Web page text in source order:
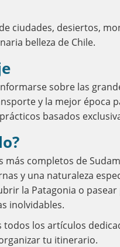
ciudades, desiertos,
belleza de Chile.
sobre las
y la mejor época
basados
más completos de
y una naturaleza
la Patagonia o
inolvidables.
los artículos
tu itinerario.